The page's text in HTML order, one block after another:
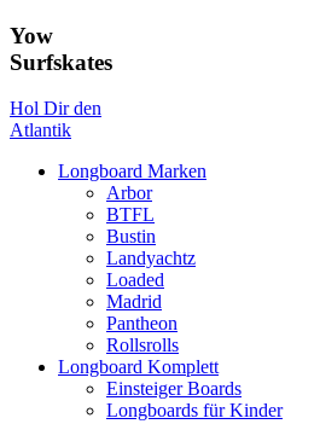
Yow
Surfskates
Hol Dir den
Atlantik
Longboard Marken
Arbor
BTFL
Bustin
Landyachtz
Loaded
Madrid
Pantheon
Rollsrolls
Longboard Komplett
Einsteiger Boards
Longboards für Kinder